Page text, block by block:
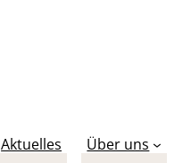
Aktuelles Über uns